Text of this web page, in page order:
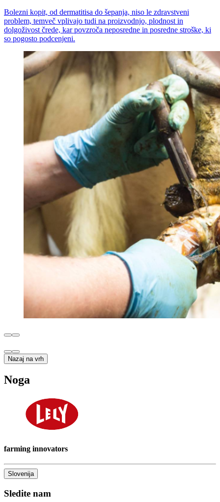
Bolezni kopit, od dermatitisa do šepanja, niso le zdravstveni
problem, temveč vplivajo tudi na proizvodnjo, plodnost in
dolgoživost črede, kar povzroča neposredne in posredne stroške, ki
so pogosto podcenjeni.
Nazaj na vrh
Noga
farming innovators
Slovenija
Sledite nam